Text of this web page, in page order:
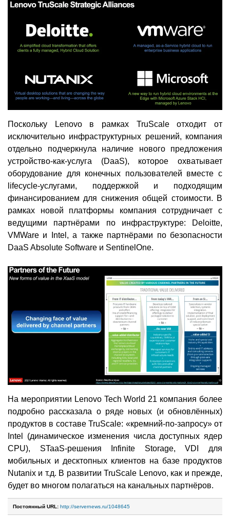
Поскольку Lenovo в рамках TruScale отходит от
исключительно инфраструктурных решений, компания
отдельно подчеркнула наличие нового предложения
устройство-как-услуга (DaaS), которое охватывает
оборудование для конечных пользователей вместе с
lifecycle-услугами, поддержкой и подходящим
финансированием для снижения общей стоимости. В
рамках новой платформы компания сотрудничает с
ведущими партнёрами по инфраструктуре: Deloitte,
VMWare и Intel, а также партнёрами по безопасности
DaaS Absolute Software и SentinelOne.
На мероприятии Lenovo Tech World 21 компания более
подробно рассказала о ряде новых (и обновлённых)
продуктов в составе TruScale: «кремний-по-запросу» от
Intel (динамическое изменения числа доступных ядер
CPU), STaaS-решения Infinite Storage, VDI для
мобильных и десктопных клиентов на базе продуктов
Nutanix и т.д. В развитии TruScale Lenovo, как и прежде,
будет во многом полагаться на канальных партнёров.
Постоянный URL: http://servernews.ru/1048645